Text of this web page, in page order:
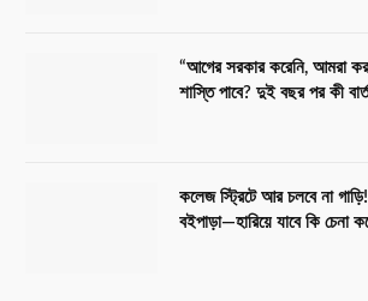
“আগের সরকার করেনি, আমরা
শাস্তি পাবে? দুই বছর পর কী বার্তা
কলেজ স্ট্রিটে আর চলবে না গাড়ি!
বইপাড়া—হারিয়ে যাবে কি চেনা